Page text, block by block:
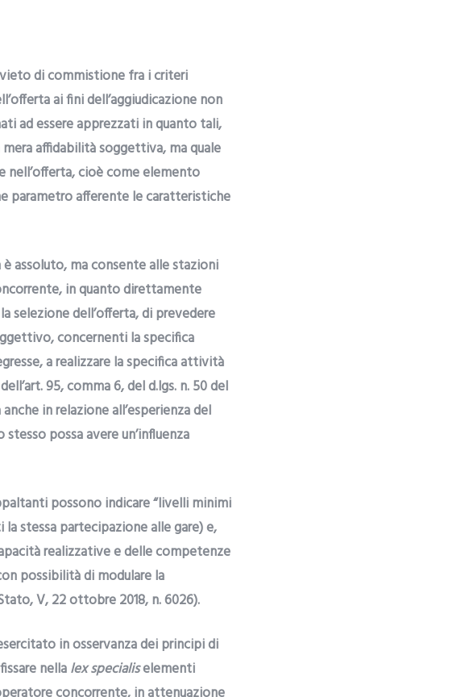
di commistione fra i criteri
ai fini dell’aggiudicazione non
ad essere apprezzati in quanto tali,
affidabilità soggettiva, ma quale
nell’offerta, cioè come elemento
parametro afferente le caratteristiche
assoluto, ma consente alle stazioni
in quanto direttamente
selezione dell’offerta, di prevedere
concernenti la specifica
a realizzare la specifica attività
95, comma 6, del d.lgs. n. 50 del
in relazione all’esperienza del
possa avere un’influenza
possono indicare “livelli minimi
stessa partecipazione alle gare) e,
realizzative e delle competenze
possibilità di modulare la
V, 22 ottobre 2018, n. 6026).
in osservanza dei principi di
nellalex specialiselementi